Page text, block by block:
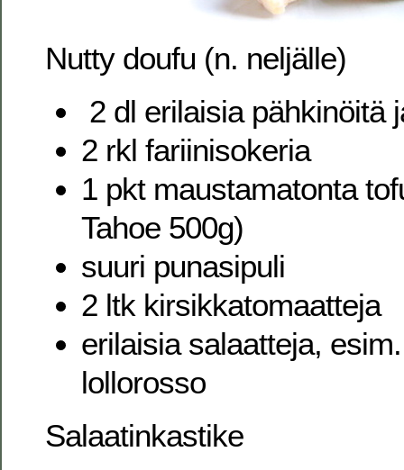
Nutty doufu (n. neljälle)
2 dl erilaisia pähkinöitä
2 rkl fariinisokeria
1 pkt maustamatonta
Tahoe 500g)
suuri punasipuli
2 ltk kirsikkatomaatteja
erilaisia salaatteja,
lollorosso
Salaatinkastike